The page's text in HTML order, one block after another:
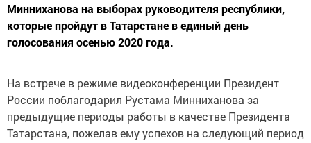
Минниханова на выборах руководителя республики,
которые пройдут в Татарстане в единый день
голосования осенью 2020 года.
На встрече в режиме видеоконференции Президент
России поблагодарил Рустама Минниханова за
предыдущие периоды работы в качестве Президента
Татарстана, пожелав ему успехов на следующий период